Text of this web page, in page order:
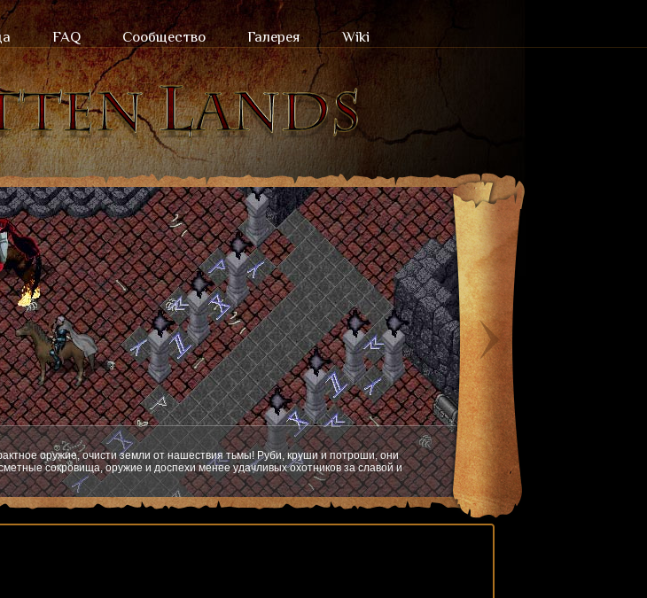
FAQ Сообщество Галерея Wiki
оружие, очисти земли от нашествия тьмы! Руби, круши и потроши, они
сокровища, оружие и доспехи менее удачливых охотников за славой и